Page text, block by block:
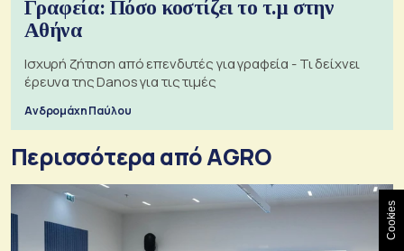
Γραφεία: Πόσο κοστίζει το τ.μ στην
Αθήνα
Ισχυρή ζήτηση από επενδυτές για γραφεία - Τι δείχνει
έρευνα της Danos για τις τιμές
Ανδρομάχη Παύλου
Περισσότερα από AGRO
Cookies